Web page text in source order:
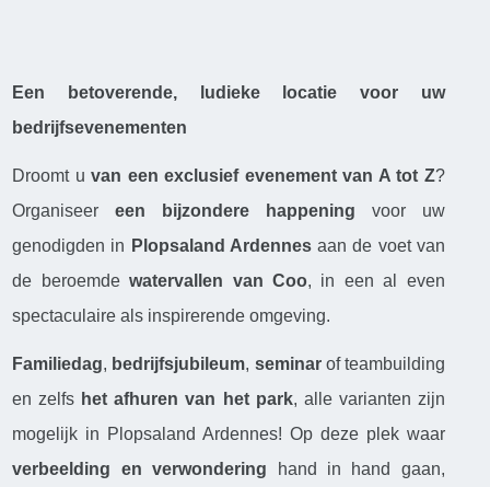
Een betoverende, ludieke locatie voor uw
bedrijfsevenementen
Droomt uvan een exclusief evenement van A tot Z?
Organiseereen bijzondere happening voor uw
genodigden in Plopsaland Ardennesaan de voet van
de beroemdewatervallen van Coo, in een al even
spectaculaire als inspirerende omgeving.
Familiedag, bedrijfsjubileum, seminarof teambuilding
en zelfs het afhuren van het park, alle varianten zijn
mogelijk in Plopsaland Ardennes! Op deze plek waar
verbeelding en verwondering hand in hand gaan,